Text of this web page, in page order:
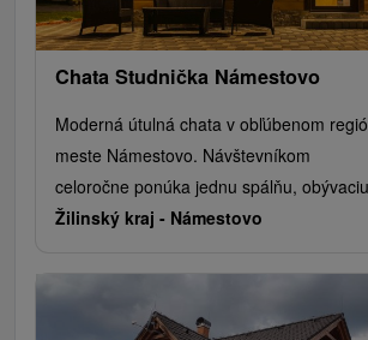
Chata Studnička Námestovo
Moderná útulná chata v obľúbenom
meste Námestovo. Návštevníkom
celoročne ponúka jednu spálňu,
Žilinský kraj - Námestovo